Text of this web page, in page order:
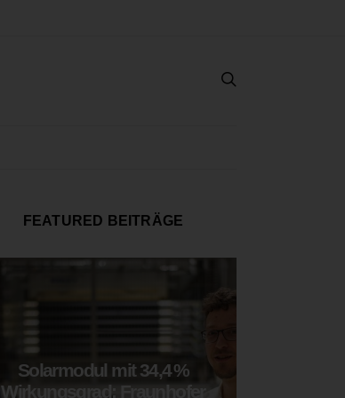
FEATURED BEITRÄGE
Solarmodul mit 34,4 %
Wirkungsgrad: Fraunhofer